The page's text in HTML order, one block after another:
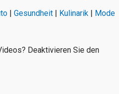
| Gesundheit | Kulinarik | Mode
Deaktivieren Sie den